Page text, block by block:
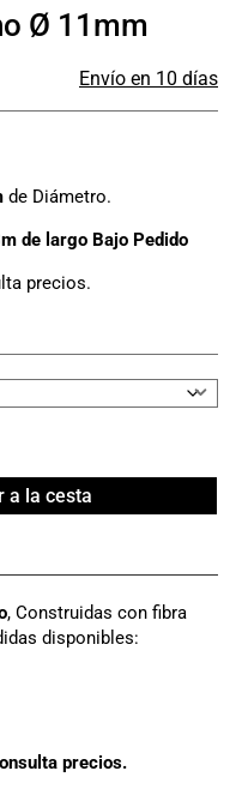
Ø 11mm
Envío en 10 días
de Diámetro.
de largo Bajo Pedido
precios.
a la cesta
, Construidas con fibra
disponibles:
precios.